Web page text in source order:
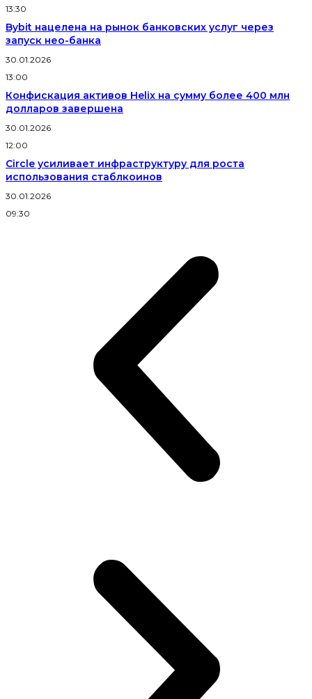
13:30
Bybit нацелена на рынок банковских услуг через
запуск нео-банка
30.01.2026
13:00
Конфискация активов Helix на сумму более 400 млн
долларов завершена
30.01.2026
12:00
Circle усиливает инфраструктуру для роста
использования стаблкоинов
30.01.2026
09:30